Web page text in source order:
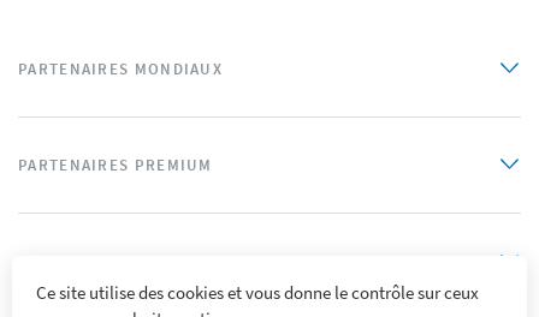
PARTENAIRES MONDIAUX
PARTENAIRES PREMIUM
Ce site utilise des cookies et vous donne le contrôle sur ceux